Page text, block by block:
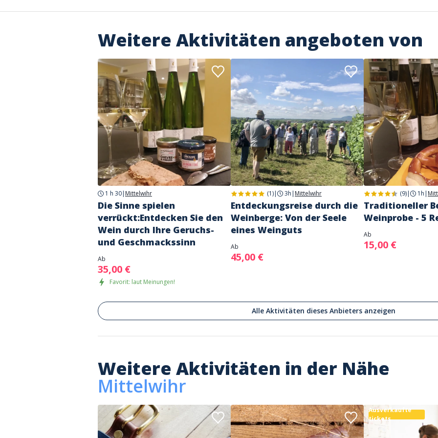
Weitere Aktivitäten angeboten von
1 h 30| Mittelwihr
Die Sinne spielen
verrückt:Entdecken Sie den
Wein durch Ihre Geruchs-
und Geschmackssinn
Ab
35,00 €
Favorit: laut Meinungen!
(1)| 3h | Mittelwihr
Entdeckungsreise durch die
Weinberge: Von der Seele
eines Weinguts
Ab
45,00 €
(9)| 1h |
Traditioneller
Weinprobe - 5
Ab
15,00 €
Alle Aktivitäten dieses Anbieters anzeigen
Weitere Aktivitäten in der Nähe
Mittelwihr
Ausverkaufte
tickets